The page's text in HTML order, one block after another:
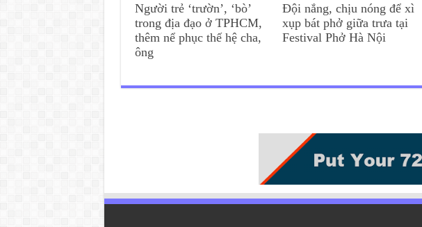
Người trẻ ‘trườn’, ‘bò’
trong địa đạo ở TPHCM,
thêm nể phục thế hệ cha,
ông
Đội nắng, chịu nóng để xì
xụp bát phở giữa trưa tại
Festival Phở Hà Nội